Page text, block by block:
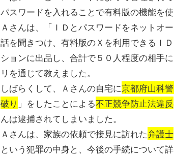
パスワードを入れることで有料版の機能を
Ａさんは、「ＩＤとパスワードをネットオ
話を聞きつけ、有料版のＸを利用できるＩ
ションに出品し、合計で５０人程度の相手
リを通じて教えました。
しばらくして、Ａさんの自宅に京都府山科
破り 」をしたことによる不正競争防止法違反
んは逮捕されてしまいました。
Ａさんは、家族の依頼で接見に訪れた弁護士
という犯罪の中身と、今後の手続について